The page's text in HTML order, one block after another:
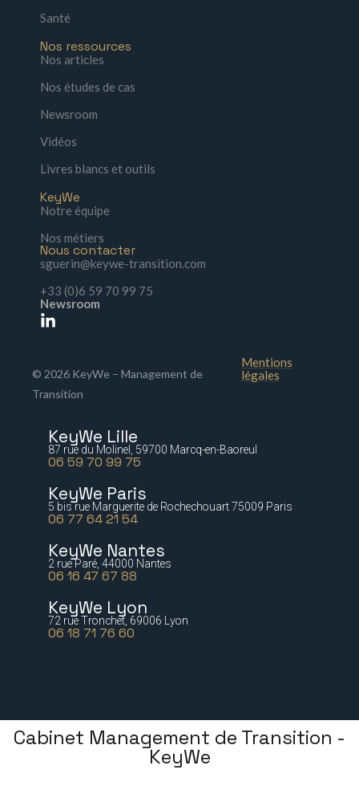
Santé
Nos ressources
Nos articles
Nos études de cas
Newsroom
Vidéos
Livres blancs et outils
KeyWe
Notre équipe
Nos métiers
Nous contacter
sguerin@keywe-transition.com
+33 (0)6 59 70 99 75
Newsroom
© 2026 KeyWe – Management de
Transition
Mentions
légales
KeyWe Lille
87 rue du Molinel, 59700 Marcq-en-Baoreul
06 59 70 99 75
KeyWe Paris
5 bis rue Marguerite de Rochechouart 75009 Paris
06 77 64 21 54
KeyWe Nantes
2 rue Paré, 44000 Nantes
06 16 47 67 88
KeyWe Lyon
72 rue Tronchet, 69006 Lyon
06 18 71 76 60
Cabinet Management de Transition -
KeyWe